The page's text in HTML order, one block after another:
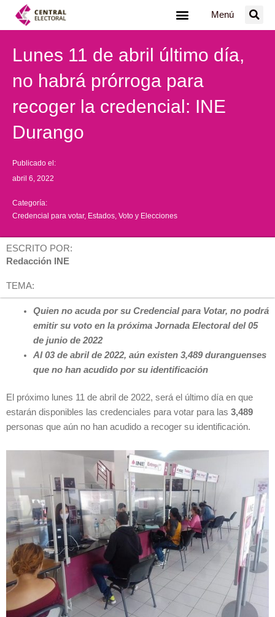
Menú
Lunes 11 de abril último día,
no habrá prórroga para
recoger la credencial: INE
Durango
Publicado el:
abril 6, 2022
Categoría:
Credencial para votar, Estados Voto y Elecciones
ESCRITO POR:
Redacción INE
TEMA:
Quien no acuda por su Credencial para Votar, no podrá
emitir su voto en la próxima Jornada Electoral del 05
de junio de 2022
Al 03 de abril de 2022, aún existen 3,489 duranguenses
que no han acudido por su identificación
El próximo lunes 11 de abril de 2022, será el último día en que
estarán disponibles las credenciales para votar para las 3,489
personas que aún no han acudido a recoger su identificación.